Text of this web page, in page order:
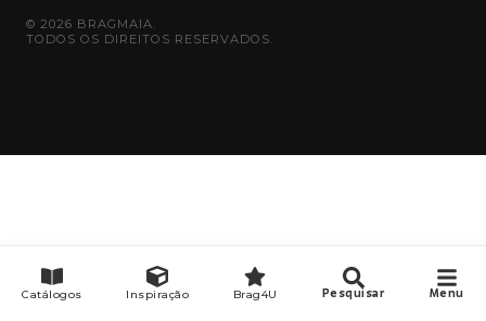
© 2026 BRAGMAIA.
TODOS OS DIREITOS RESERVADOS.
Catálogos Inspiração Brag4U Pesquisar Menu